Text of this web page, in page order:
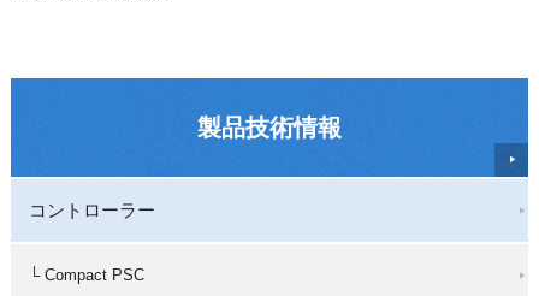
製品技術情報
コントローラー
└ Compact PSC